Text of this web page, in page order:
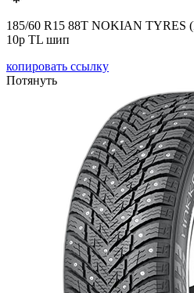
185/60 R15 88T NOKIAN TYRES
10р TL шип
копировать ссылку
Потянуть